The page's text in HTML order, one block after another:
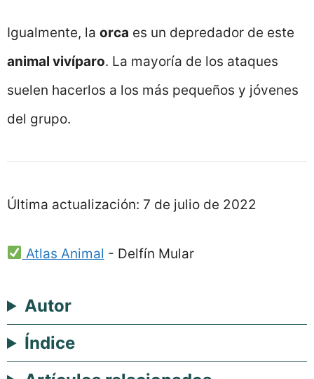
Igualmente, la orca es un depredador de este
animal vivíparo. La mayoría de los ataques
suelen hacerlos a los más pequeños y jóvenes
del grupo.
Última actualización: 7 de julio de 2022
Atlas Animal - Delfín Mular
Autor
Índice